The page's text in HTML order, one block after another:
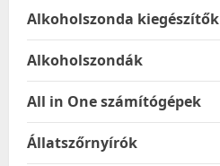
Alkoholszonda kiegészítők
Alkoholszondák
All in One számítógépek
Állatszőrnyírók